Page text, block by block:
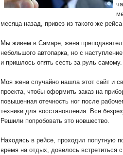
месяца назад, привез из такого же
Мы живем в Самаре, жена
небольшого автопарка, но с
и пришлось опять сесть за руль самому.
Моя жена случайно нашла этот сайт и
проекта, чтобы оформить заказ на
повышенная отечность ног после
техники для восстановления. Все
Решили попробовать это новшество.
Находясь в рейсе, проходил попутную
время на отдых, довелось встретиться